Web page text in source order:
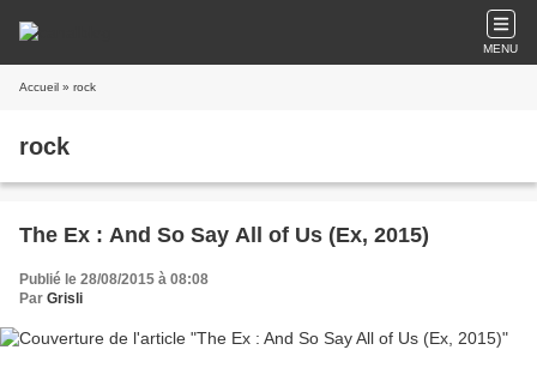
MENU
Accueil » rock
rock
The Ex : And So Say All of Us (Ex, 2015)
Publié le 28/08/2015 à 08:08
Par Grisli